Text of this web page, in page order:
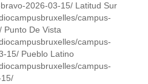
2026-03-15/ Latitud Sur
campus-
Punto De Vista
campus-
15/ Pueblo Latino
campus-